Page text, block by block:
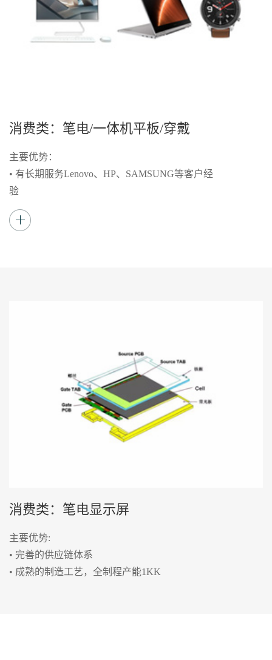
消费类：笔电/一体机平板/穿戴
主要优势：
• 有长期服务Lenovo、HP、SAMSUNG等客户经
验
• 可提供TP及全贴合整套方案
消费类：笔电显示屏
主要优势:
• 完善的供应链体系
• 成熟的制造工艺，全制程产能1KK